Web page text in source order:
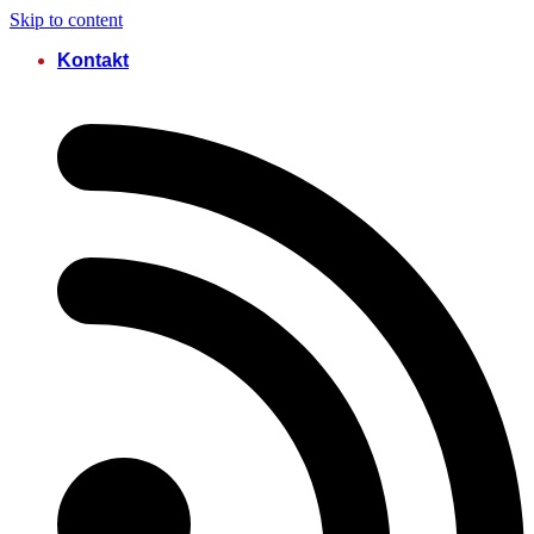
Skip to content
Kontakt